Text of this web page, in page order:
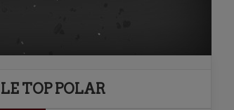
LE TOP POLAR